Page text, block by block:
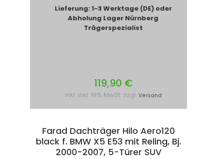
Lieferung: 1-3 Werktage (DE) oder
Abholung Lager Nürnberg
Trägerspezialist
119,90 €
inkl. inkl. 19% MwSt. zzgl. Versand
Farad Dachträger Hilo Aero120
black f. BMW X5 E53 mit Reling, Bj.
2000-2007, 5-Türer SUV